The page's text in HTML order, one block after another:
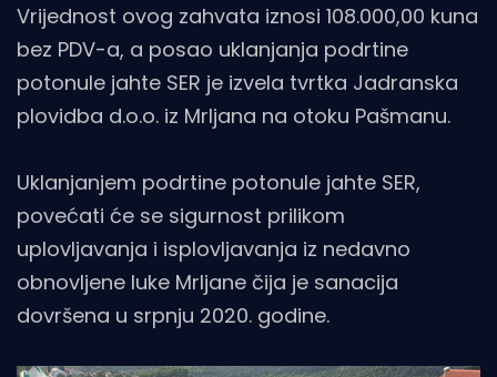
Vrijednost ovog zahvata iznosi 108.000,00 kuna
bez PDV-a, a posao uklanjanja podrtine
potonule jahte SER je izvela tvrtka Jadranska
plovidba d.o.o. iz Mrljana na otoku Pašmanu.
Uklanjanjem podrtine potonule jahte SER,
povećati će se sigurnost prilikom
uplovljavanja i isplovljavanja iz nedavno
obnovljene luke Mrljane čija je sanacija
dovršena u srpnju 2020. godine.